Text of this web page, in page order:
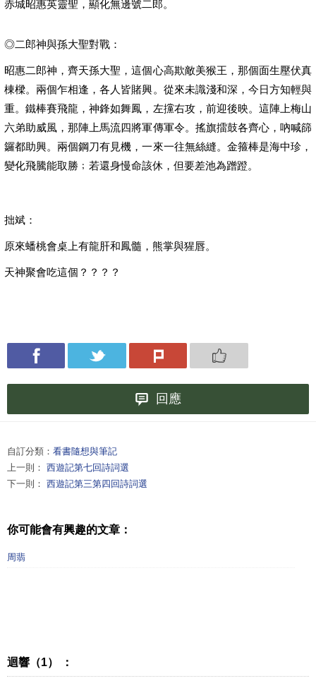
赤城昭惠英靈聖，顯化無邊號二郎。
◎二郎神與孫大聖對戰：
昭惠二郎神，齊天孫大聖，這個心高欺敵美猴王，那個面生壓伏真
棟樑。兩個乍相逢，各人皆賭興。從來未識淺和深，今日方知輕與
重。鐵棒賽飛龍，神鋒如舞鳳，左攩右攻，前迎後映。這陣上梅山
六弟助威風，那陣上馬流四將軍傳軍令。搖旗擂鼓各齊心，吶喊篩
鑼都助興。兩個鋼刀有見機，一來一往無絲縫。金箍棒是海中珍，
變化飛騰能取勝﹔若還身慢命該休，但要差池為蹭蹬。
拙斌：
原來蟠桃會桌上有龍肝和鳳髓，熊掌與猩唇。
天神聚會吃這個？？？？
回應
自訂分類： 看書隨想與筆記
上一則： 西遊記第七回詩詞選
下一則： 西遊記第三第四回詩詞選
你可能會有興趣的文章：
周翡
迴響（1） ：